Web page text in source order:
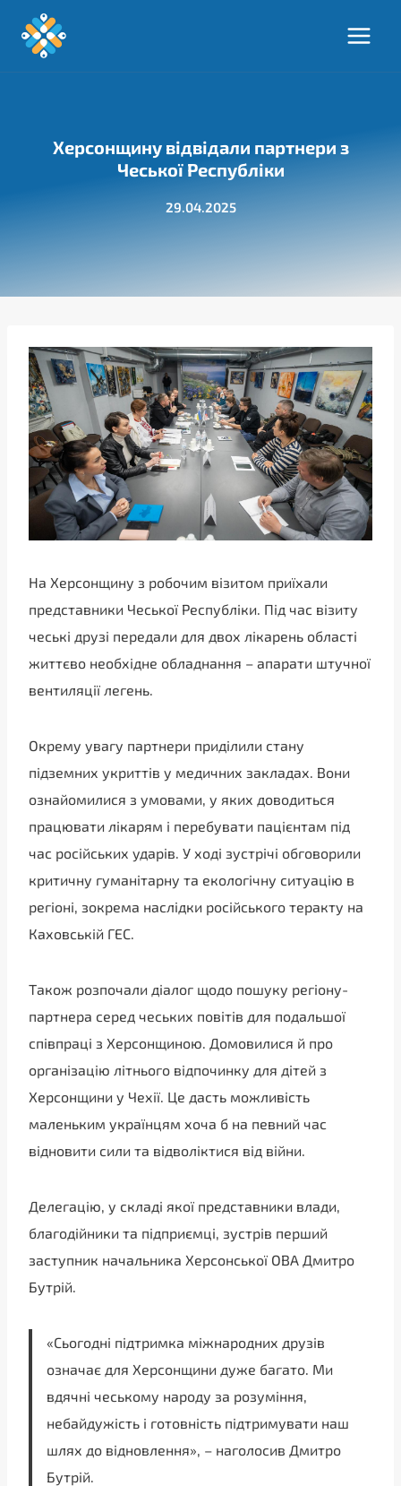
Перейти
Херсонщину відвідали партнери з
Чеської Республіки
29.04.2025
На Херсонщину з робочим візитом приїхали
представники Чеської Республіки. Під час візиту
чеські друзі передали для двох лікарень області
життєво необхідне обладнання – апарати штучної
вентиляції легень.
Окрему увагу партнери приділили стану
підземних укриттів у медичних закладах. Вони
ознайомилися з умовами, у яких доводиться
працювати лікарям і перебувати пацієнтам під
час російських ударів. У ході зустрічі обговорили
критичну гуманітарну та екологічну ситуацію в
регіоні, зокрема наслідки російського теракту на
Каховській ГЕС.
Також розпочали діалог щодо пошуку регіону-
партнера серед чеських повітів для подальшої
співпраці з Херсонщиною. Домовилися й про
організацію літнього відпочинку для дітей з
Херсонщини у Чехії. Це дасть можливість
маленьким українцям хоча б на певний час
відновити сили та відволіктися від війни.
Делегацію, у складі якої представники влади,
благодійники та підприємці, зустрів перший
заступник начальника Херсонської ОВА Дмитро
Бутрій.
«Сьогодні підтримка міжнародних друзів
означає для Херсонщини дуже багато. Ми
вдячні чеському народу за розуміння,
небайдужість і готовність підтримувати наш
шлях до відновлення», – наголосив Дмитро
Бутрій.